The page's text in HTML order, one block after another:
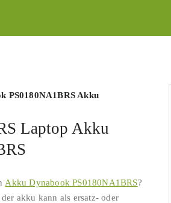
PS0180NA1BRS Akku
Laptop Akku
Akku Dynabook PS0180NA1BRS?
akku kann als ersatz- oder